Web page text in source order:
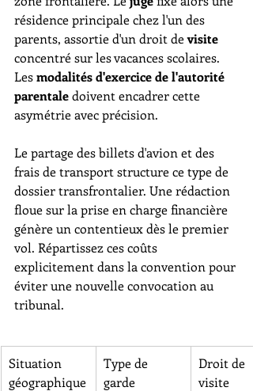
résidence principale chez l'un des
parents, assortie d'un droit de visite
concentré sur les vacances scolaires.
Les modalités d'exercice de l'autorité
parentale doivent encadrer cette
asymétrie avec précision.
Le partage des billets d'avion et des
frais de transport structure ce type de
dossier transfrontalier. Une rédaction
floue sur la prise en charge financière
génère un contentieux dès le premier
vol. Répartissez ces coûts
explicitement dans la convention pour
éviter une nouvelle convocation au
tribunal.
Situation
géographique
Type de
garde
Droit de
visite